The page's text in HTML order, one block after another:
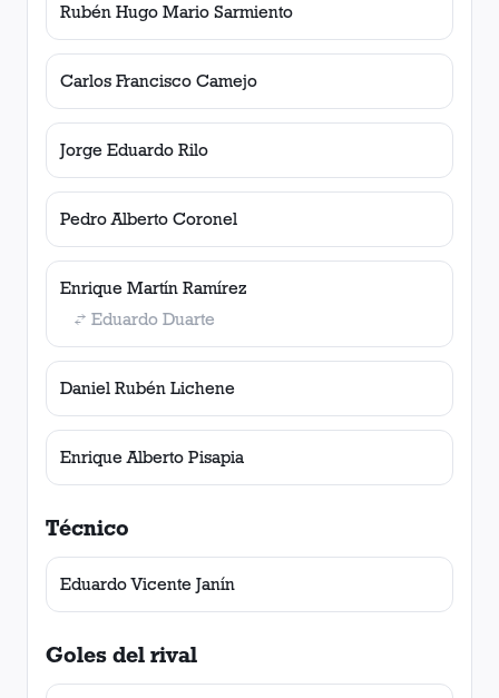
Rubén Hugo Mario Sarmiento
Carlos Francisco Camejo
Jorge Eduardo Rilo
Pedro Alberto Coronel
Enrique Martín Ramírez
Eduardo Duarte
Daniel Rubén Lichene
Enrique Alberto Pisapia
Técnico
Eduardo Vicente Janín
Goles del rival